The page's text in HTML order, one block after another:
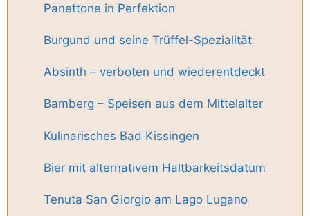
Panettone in Perfektion
Burgund und seine Trüffel-Spezialität
Absinth – verboten und wiederentdeckt
Bamberg – Speisen aus dem Mittelalter
Kulinarisches Bad Kissingen
Bier mit alternativem Haltbarkeitsdatum
Tenuta San Giorgio am Lago Lugano